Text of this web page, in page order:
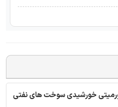
خورشیدی سوخت های نفتی